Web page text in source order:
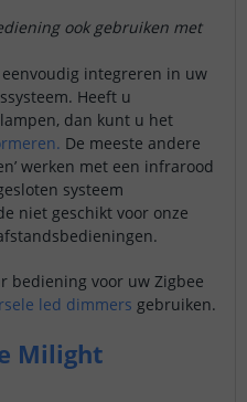
ook gebruiken met
integreren in uw
Heeft u
dan kunt u het
De meeste andere
werken met een infrarood
systeem
niet geschikt voor onze
bediening voor uw Zigbee
led dimmers gebruiken.
Milight